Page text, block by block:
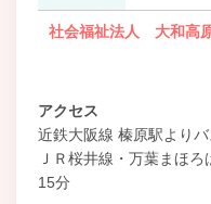
社会福祉法人 大和高
アクセス
近鉄大阪線 榛原駅より
ＪＲ桜井線・万葉まほ
15分